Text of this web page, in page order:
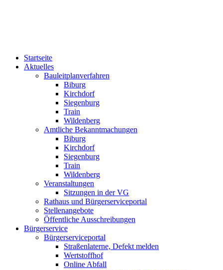
Startseite
Aktuelles
Bauleitplanverfahren
Biburg
Kirchdorf
Siegenburg
Train
Wildenberg
Amtliche Bekanntmachungen
Biburg
Kirchdorf
Siegenburg
Train
Wildenberg
Veranstaltungen
Sitzungen in der VG
Rathaus und Bürgerserviceportal
Stellenangebote
Öffentliche Ausschreibungen
Bürgerservice
Bürgerserviceportal
Straßenlaterne, Defekt melden
Wertstoffhof
Online Abfall